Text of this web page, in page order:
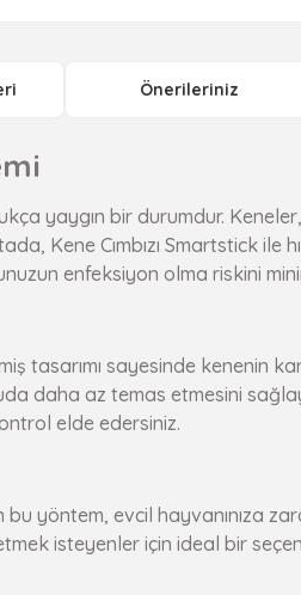
Önerileriniz
yaygın bir durumdur.
Kene Cımbızı Smartstick ile
enfeksiyon olma riskini
tasarımı sayesinde kenenin
daha az temas etmesini
elde edersiniz.
bu yöntem, evcil hayvanınıza
isteyenler için ideal bir